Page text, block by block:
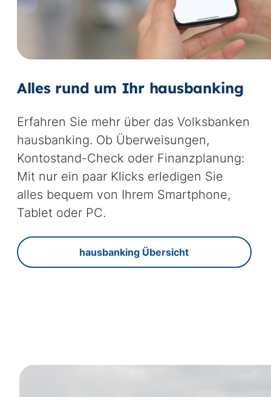
Alles rund um Ihr hausbanking
Erfahren Sie mehr über das Volksbanken
hausbanking. Ob Überweisungen,
Kontostand-Check oder Finanzplanung:
Mit nur ein paar Klicks erledigen Sie
alles bequem von Ihrem Smartphone,
Tablet oder PC.
hausbanking Übersicht